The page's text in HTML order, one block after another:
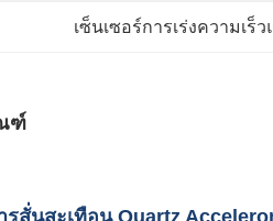
เซ็นเซอร์การเร่งความเ
ฑ์
รสั่นสะเทือน Quartz